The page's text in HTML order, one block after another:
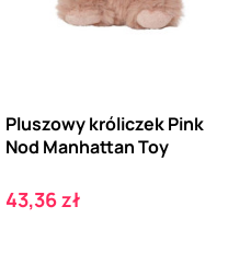
Pluszowy króliczek Pink
Nod Manhattan Toy
Cena
43,36 zł